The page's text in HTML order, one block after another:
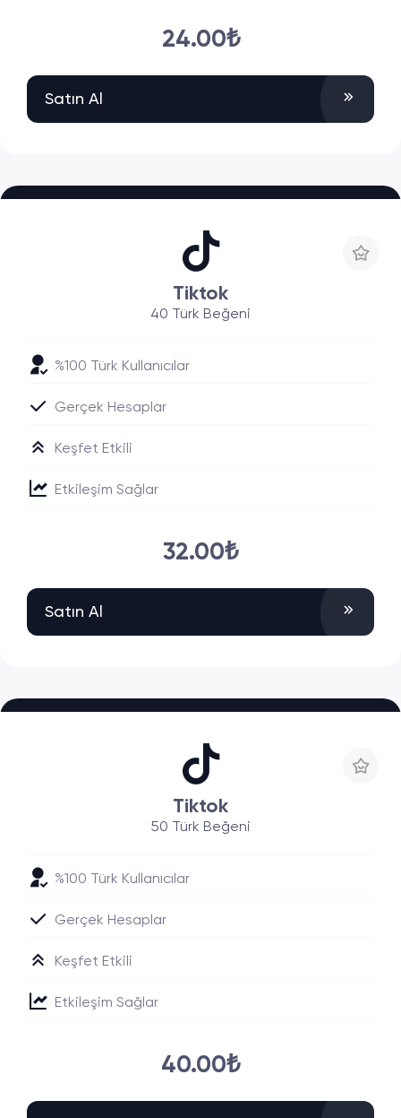
24.00₺
Satın Al
Tiktok
40 Türk Beğeni
%100 Türk Kullanıcılar
Gerçek Hesaplar
Keşfet Etkili
Etkileşim Sağlar
32.00₺
Satın Al
Tiktok
50 Türk Beğeni
%100 Türk Kullanıcılar
Gerçek Hesaplar
Keşfet Etkili
Etkileşim Sağlar
40.00₺